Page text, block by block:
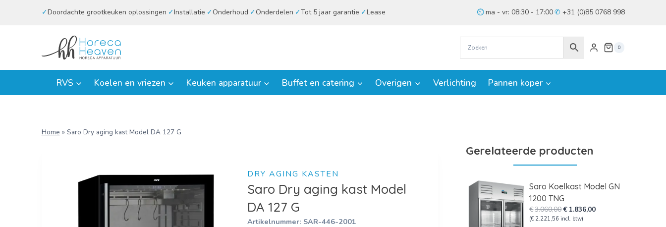
Doordachte grootkeuken oplossingen Installatie Onderhoud Onderdelen Tot 5 jaar garantie Lease ma - vr: 08:30 - 17:00 +31 (0)85 0768 998
0
RVS Koelen en vriezen Keuken apparatuur Buffet en catering Overigen Verlichting Pannen koper
Home » Saro Dry aging kast Model DA 127 G
DRY AGING KASTEN
Saro Dry aging kast Model
DA 127 G
Artikelnummer: SAR-446-2001
Gerelateerde producten
Saro Koelkast Model GN
1200 TNG
€3.060,00Oorspronkelijke
prijs
€ 1.836,00Huidige
(€ 2.221,56 incl. btw)